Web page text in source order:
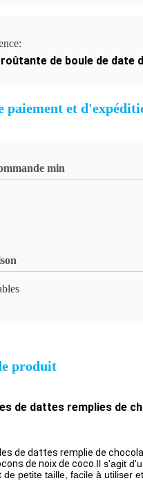
de boule de date
paiement et
min
produit
de dattes remplies de
de dattes remplie de
de noix de coco. Il s'agit
de petite taille, facile à utiliser